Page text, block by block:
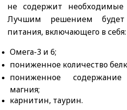
не содержит необходимые
Лучшим решением будет
питания, включающего в себя:
Омега-3 и 6;
пониженное количество
пониженное
магния;
карнитин, таурин.